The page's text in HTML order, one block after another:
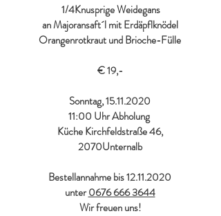
1/4Knusprige Weidegans
an Majoransaft´l mit Erdäpflknödel
Orangenrotkraut und Brioche-Fülle
€ 19,-
Sonntag,15.11.2020
11:00 Uhr Abholung
Küche Kirchfeldstraße 46,
2070Unternalb
Bestellannahme bis12.11.2020
unter0676 666 3644
Wir freuen uns!